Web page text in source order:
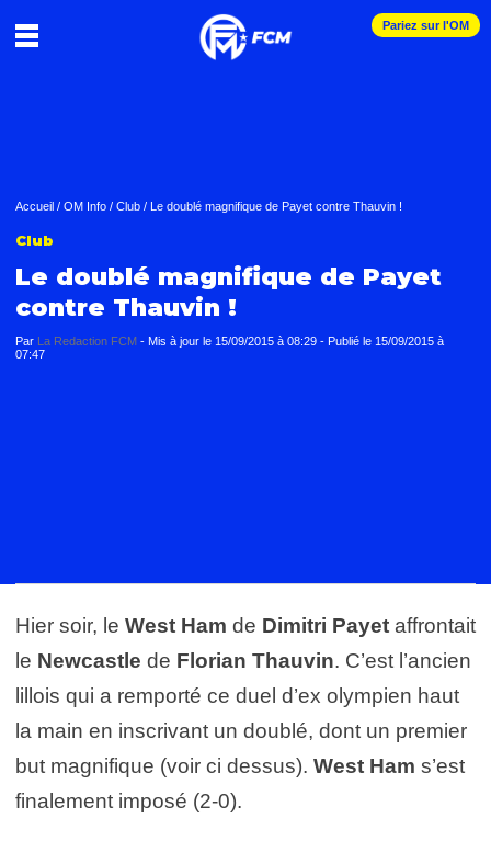
Pariez sur l'OM
Accueil / OM Info / Club / Le doublé magnifique de Payet contre Thauvin !
Club
Le doublé magnifique de Payet
contre Thauvin !
Par La Redaction FCM - Mis à jour le 15/09/2015 à 08:29 - Publié le 15/09/2015 à
07:47
Hier soir, le West Ham de Dimitri Payet affrontait
le Newcastle de Florian Thauvin. C’est l’ancien
lillois qui a remporté ce duel d’ex olympien haut
la main en inscrivant un doublé, dont un premier
but magnifique (voir ci dessus). West Ham s’est
finalement imposé (2-0).